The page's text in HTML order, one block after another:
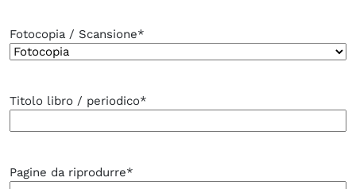
Fotocopia / Scansione*
Titolo libro / periodico*
Pagine da riprodurre*